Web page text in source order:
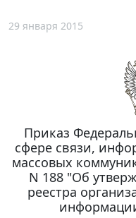
29 января 2015
Приказ
сфере связи,
массовых
N 188 "Об
реестра